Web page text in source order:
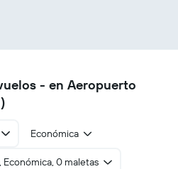
- en Aeropuerto
Económica
Económica, 0 maletas